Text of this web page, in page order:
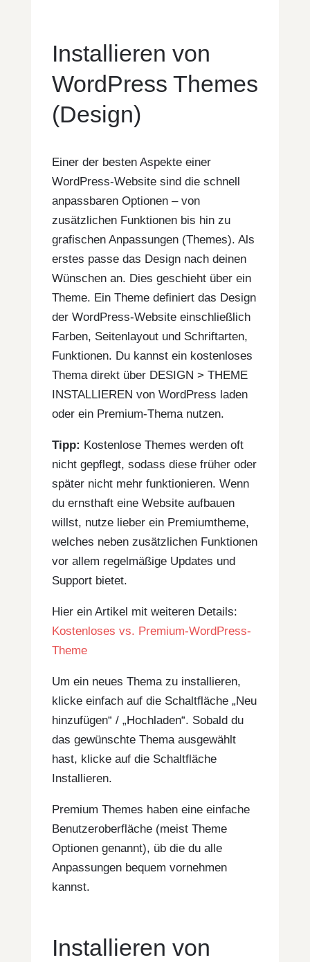
Installieren von
WordPress Themes
(Design)
Einer der besten Aspekte einer
WordPress-Website sind die schnell
anpassbaren Optionen – von
zusätzlichen Funktionen bis hin zu
grafischen Anpassungen (Themes). Als
erstes passe das Design nach deinen
Wünschen an. Dies geschieht über ein
Theme. Ein Theme definiert das Design
der WordPress-Website einschließlich
Farben, Seitenlayout und Schriftarten,
Funktionen. Du kannst ein kostenloses
Thema direkt über DESIGN > THEME
INSTALLIEREN von WordPress laden
oder ein Premium-Thema nutzen.
Tipp: Kostenlose Themes werden oft
nicht gepflegt, sodass diese früher oder
später nicht mehr funktionieren. Wenn
du ernsthaft eine Website aufbauen
willst, nutze lieber ein Premiumtheme,
welches neben zusätzlichen Funktionen
vor allem regelmäßige Updates und
Support bietet.
Hier ein Artikel mit weiteren Details:
Kostenloses vs. Premium-WordPress-
Theme
Um ein neues Thema zu installieren,
klicke einfach auf die Schaltfläche „Neu
hinzufügen“ / „Hochladen“. Sobald du
das gewünschte Thema ausgewählt
hast, klicke auf die Schaltfläche
Installieren.
Premium Themes haben eine einfache
Benutzeroberfläche (meist Theme
Optionen genannt), üb die du alle
Anpassungen bequem vornehmen
kannst.
Installieren von